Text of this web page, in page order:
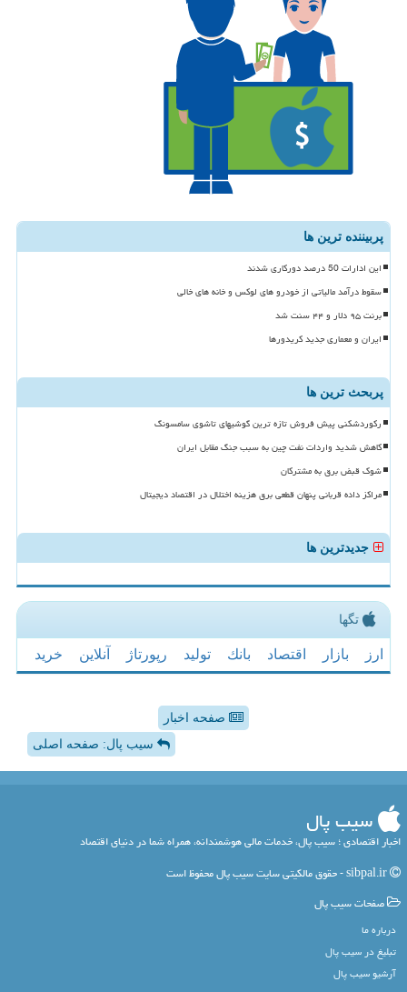
پربیننده ترین ها
این ادارات 50 درصد دورکاری شدند
سقوط درآمد مالیاتی از خودرو های لوکس و خانه های خالی
برنت ۹۵ دلار و ۴۴ سنت شد
ایران و معماری جدید کریدورها
پربحث ترین ها
رکوردشکنی پیش فروش تازه ترین گوشیهای تاشوی سامسونگ
کاهش شدید واردات نفت چین به سبب جنگ مقابل ایران
شوک قبض برق به مشترکان
مراکز داده قربانی پنهان قطعی برق هزینه اختلال در اقتصاد دیجیتال
جدیدترین ها
تگها
ارز بازار اقتصاد بانك تولید رپورتاژ آنلاین خرید
صفحه اخبار
سیب پال: صفحه اصلی
سیب پال
اخبار اقتصادی ؛ سیب پال، خدمات مالی هوشمندانه، همراه شما در دنیای اقتصاد
صفحات سیب پال
درباره ما
تبلیغ در سیب پال
آرشیو سیب پال